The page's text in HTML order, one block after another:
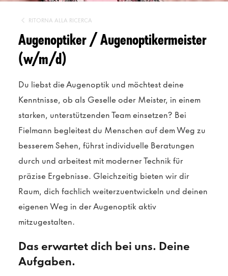
RITORNA ALLA RICERCA
Augenoptiker / Augenoptikermeister
(w/m/d)
Du liebst die Augenoptik und möchtest deine
Kenntnisse, ob als Geselle oder Meister, in einem
starken, unterstützenden Team einsetzen? Bei
Fielmann begleitest du Menschen auf dem Weg zu
besserem Sehen, führst individuelle Beratungen
durch und arbeitest mit moderner Technik für
präzise Ergebnisse. Gleichzeitig bieten wir dir
Raum, dich fachlich weiterzuentwickeln und deinen
eigenen Weg in der Augenoptik aktiv
mitzugestalten.
Das erwartet dich bei uns. Deine
Aufgaben.